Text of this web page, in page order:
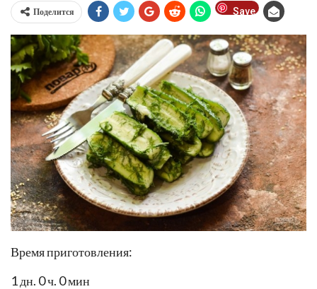
Поделится Save
Время приготовления:
1 дн. 0 ч. 0 мин